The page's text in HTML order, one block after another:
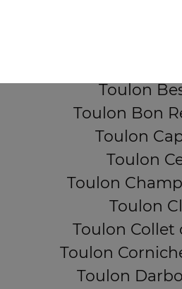
Toulon
Toulon Bon
Toulon
Toulon
Toulon
Toulon
Toulon Collet
Toulon
Toulon